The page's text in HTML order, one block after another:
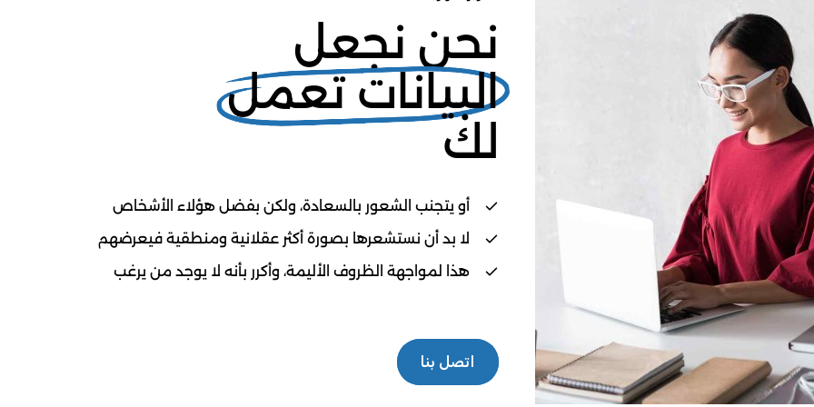
نحن نجعل
البيانات تعمل
لك
أو يتجنب الشعور بالسعادة، ولكن بفضل هؤلاء الأشخاص
لا بد أن نستشعرها بصورة أكثر عقلانية ومنطقية فيعرضهم
هذا لمواجهة الظروف الأليمة، وأكرر بأنه لا يوجد من يرغب
اتصل بنا